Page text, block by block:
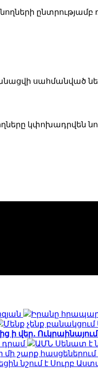
ընտրությամբ
սահմանված
կփոխադրվեն
Իրանը
Մենք չենք
վեր․
դրամ
ԱՄՆ Սենատ է
շարք հասցեներում
նշում է Սուրբ